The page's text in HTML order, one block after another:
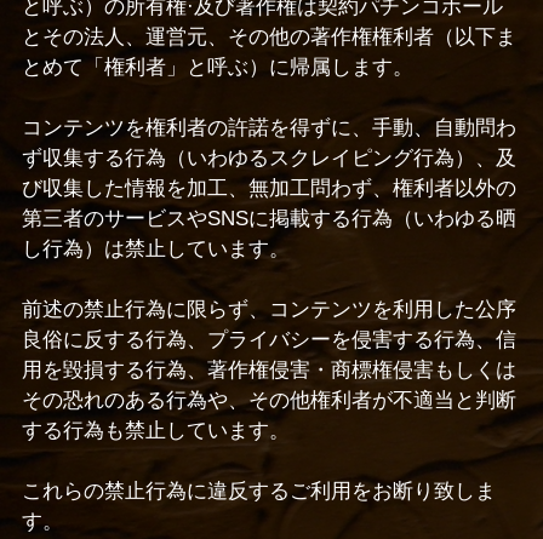
と呼ぶ）の所有権·及び著作権は契約パチンコホール
とその法人、運営元、その他の著作権権利者（以下ま
とめて「権利者」と呼ぶ）に帰属します。
コンテンツを権利者の許諾を得ずに、手動、自動問わ
ず収集する行為（いわゆるスクレイピング行為）、及
び収集した情報を加工、無加工問わず、権利者以外の
第三者のサービスやSNSに掲載する行為（いわゆる晒
し行為）は禁止しています。
前述の禁止行為に限らず、コンテンツを利用した公序
良俗に反する行為、プライバシーを侵害する行為、信
用を毀損する行為、著作権侵害・商標権侵害もしくは
その恐れのある行為や、その他権利者が不適当と判断
する行為も禁止しています。
これらの禁止行為に違反するご利用をお断り致しま
す。